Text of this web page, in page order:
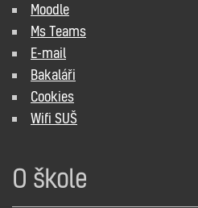
Moodle
Ms Teams
E-mail
Bakaláři
Cookies
Wifi SUŠ
O škole